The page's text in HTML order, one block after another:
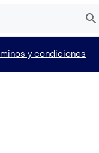
y condiciones